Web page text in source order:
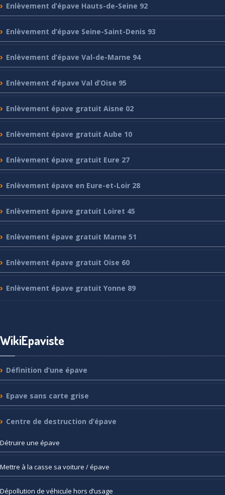
Enlèvement d’épave Hauts-de-Seine 92
Enlèvement d’épave Seine-Saint-Denis 93
Enlèvement d’épave Val-de-Marne 94
Enlèvement d’épave Val d’Oise 95
Enlèvement épave gratuit Aisne 02
Enlèvement épave gratuit Aube 10
Enlèvement épave gratuit Eure 27
Enlèvement épave en Eure-et-Loir 28
Enlèvement épave gratuit Loiret 45
Enlèvement épave gratuit Marne 51
Enlèvement épave gratuit Oise 60
Enlèvement épave gratuit Yonne 89
WikiEpaviste
Définition d’une épave
Epave sans carte grise
Centre de destruction d’épave
Détruire une épave
Mettre à la casse sa voiture / épave
Dépollution de véhicule hors d’usage